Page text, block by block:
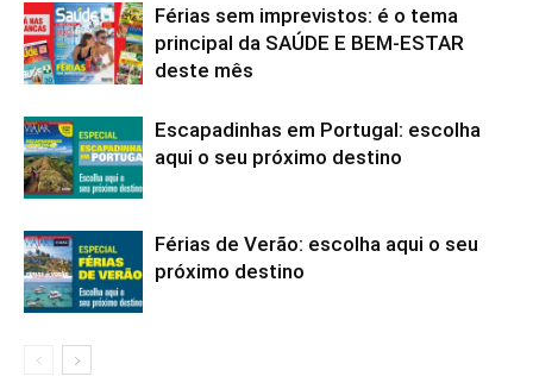
Férias sem imprevistos: é o tema
principal da SAÚDE E BEM-ESTAR
deste mês
Escapadinhas em Portugal: escolha
aqui o seu próximo destino
Férias de Verão: escolha aqui o seu
próximo destino